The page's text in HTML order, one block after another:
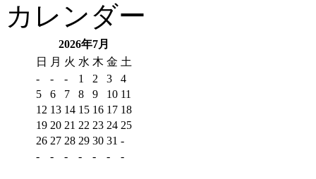
カレンダー
2026年7月
日 月 火 水 木 金 土
-
- - 1 2 3
4
5
6 7 8 9 10 11
12 13 14 15 16 17 18
19 20 21 22 23 24 25
26 27 28 29 30 31 -
-
- - - - - -